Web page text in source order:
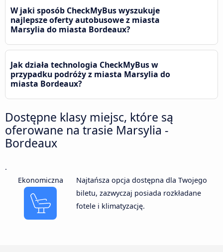
W jaki sposób CheckMyBus wyszukuje
najlepsze oferty autobusowe z miasta
Marsylia do miasta Bordeaux?
Jak działa technologia CheckMyBus w
przypadku podróży z miasta Marsylia do
miasta Bordeaux?
Dostępne klasy miejsc, które są
oferowane na trasie Marsylia -
Bordeaux
.
Ekonomiczna
Najtańsza opcja dostępna dla Twojego
biletu, zazwyczaj posiada rozkładane
fotele i klimatyzację.